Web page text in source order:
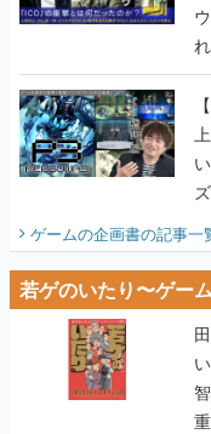
ゲームの企画書の記事一
若ゲのいたり〜ゲー